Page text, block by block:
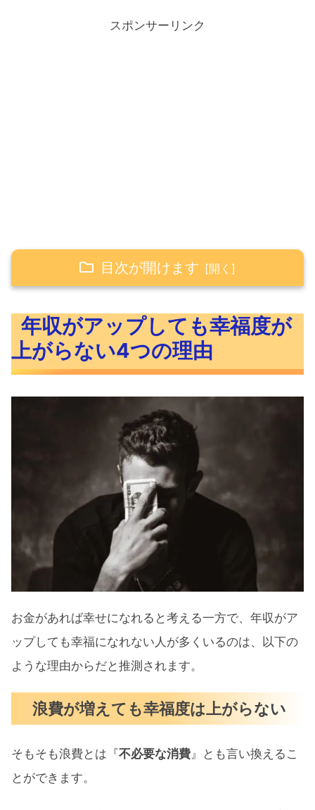
スポンサーリンク
目次が開けます
の理由
浪費が増えても幸福度は上がらない
人間の欲にはキリがないから
そもそも何にお金を使えば幸福度が上
がるか理解していない
幸福度を上げる4つの解決策
無駄に生活水準を上げない
お金を使う力を身につける
高い幸福感を得られる浪費に限定する
年収をアップさせなくても投資で将来の不安
は解消できる
支出を把握する
非課税制度を利用する
年収がアップしても幸福度が
上がらない4つの理由
お金があれば幸せになれると考える一方で、年収がア
ップしても幸福になれない人が多くいるのは、以下の
ような理由からだと推測されます。
浪費が増えても幸福度は上がらない
そもそも浪費とは『不必要な消費 』とも言い換えるこ
とができます。